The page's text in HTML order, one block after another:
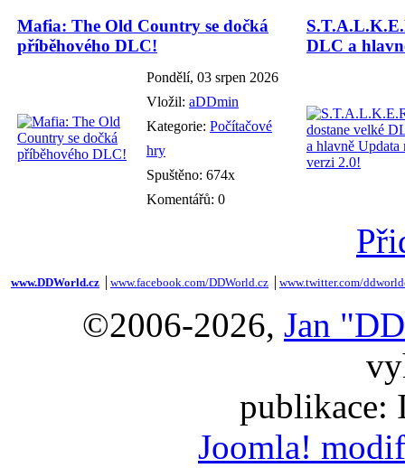
Mafia: The Old Country se dočká
příběhového DLC!
Pondělí, 03 srpen 2026
Vložil: aDDmin
Kategorie: Počítačové
hry
Spuštěno: 674x
Komentářů: 0
DLC a
www.DDWorld.cz www.facebook.com/DDWorld.cz www.twitter.com/
©2006-2026, Jan
publikace:
Joomla!